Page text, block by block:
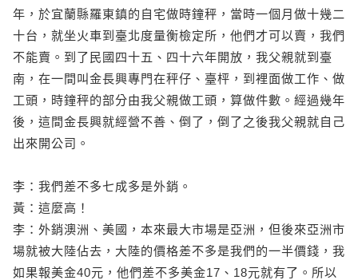
年，於宜蘭縣羅東鎮的自宅做時鐘秤，當時一個月做十幾二
十台，就坐火車到臺北度量衡檢定所，他們才可以賣，我們
不能賣。到了民國四十五、四十六年開放，我父親就到臺
南，在一間叫金長興專門在秤仔、臺枰，到裡面做工作、做
工頭，時鐘秤的部分由我父親做工頭，算做件數。經過幾年
後，這間金長興就經營不善、倒了，倒了之後我父親就自己
出來開公司。
李：我們差不多七成多是外銷。
黃：這麼高！
李：外銷澳洲、美國，本來最大市場是亞洲，但後來亞洲市
場就被大陸佔去，大陸的價格差不多是我們的一半價錢，我
如果報美金40元，他們差不多美金17、18元就有了。所以